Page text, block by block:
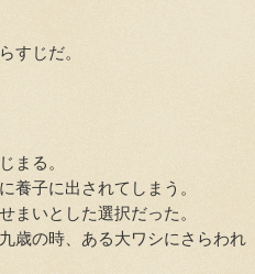
すじだ。
まる。
子に出されてしまう。
いとした選択だった。
歳の時、ある大ワシにさらわれ